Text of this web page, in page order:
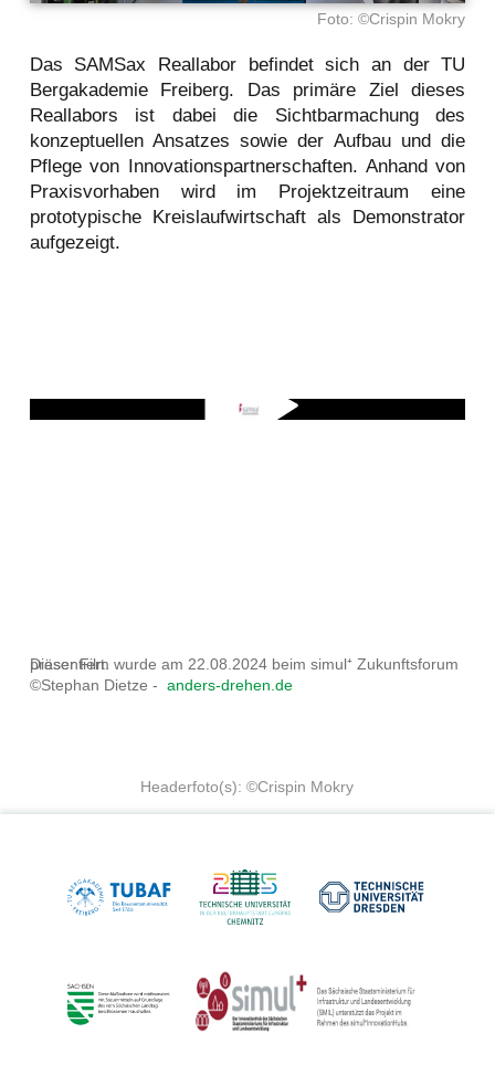
Foto: ©Crispin Mokry
Das SAMSax Reallabor befindet sich an der TU
Bergakademie Freiberg. Das primäre Ziel dieses
Reallabors ist dabei die Sichtbarmachung des
konzeptuellen Ansatzes sowie der Aufbau und die
Pflege von Innovationspartnerschaften. Anhand von
Praxisvorhaben wird im Projektzeitraum eine
prototypische Kreislaufwirtschaft als Demonstrator
aufgezeigt.
Dieser Film wurde am 22.08.2024 beim simul⁺ Zukunftsforum präsentiert.
©Stephan Dietze - anders-drehen.de
Headerfoto(s): ©Crispin Mokry